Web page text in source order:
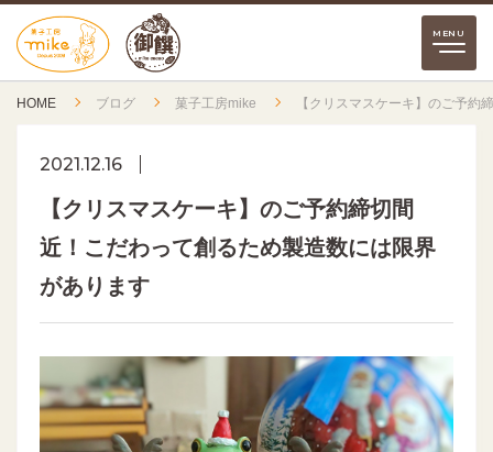
HOME ブログ 菓子工房mike 【クリスマスケーキ】のご予約
2021.12.16
【クリスマスケーキ】のご予約締切間
近！こだわって創るため製造数には限界
があります